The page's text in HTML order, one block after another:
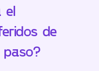
el
de